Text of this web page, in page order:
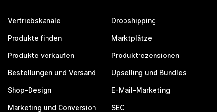
Vertriebskanäle
Produkte finden
Produkte verkaufen
Bestellungen und Versand
Shop-Design
Marketing und Conversion
Dropshipping
Marktplätze
Produktrezensionen
Upselling und Bundles
E-Mail-Marketing
SEO